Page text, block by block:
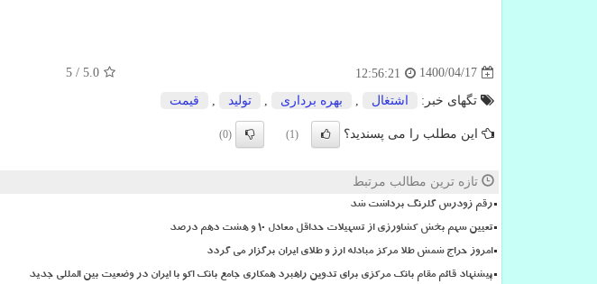
1400/04/17
12:56:21
5.0
/
5
تگهای خبر: اشتغال بهره برداری تولید قیمت
این مطلب را می پسندید؟ (1)
(0)
تازه ترین مطالب مرتبط
رقم زودرس گلرنگ برداشت شد
تعیین سهم بخش کشاورزی از تسهیلات حداقل معادل ۱۰ و هشت دهم درصد
امروز حراج شمش طلا مرکز مبادله ارز و طلای ایران برگزار می گردد
پیشنهاد قائم مقام بانک مرکزی برای تدوین راهبرد همکاری جامع بانک اکو با ایران در وضعیت بین المللی جدید